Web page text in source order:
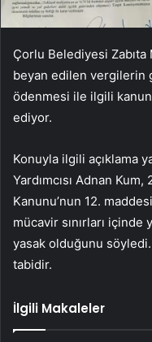
Çorlu Belediyesi
beyan edilen vergilerin
ödenmesi ile ilgili
ediyor.
Konuyla ilgili açıklama
Yardımcısı Adnan
Kanunu’nun 12.
mücavir sınırları içinde
yasak olduğunu
tabidir.
İlgili Makaleler